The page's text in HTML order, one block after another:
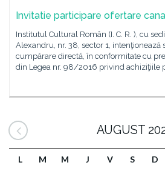
Invitatie participare ofertare
Institutul Cultural Român (I. C. R. ), cu
Alexandru, nr. 38, sector 1, intenţionează
cumpărare directă, în conformitate cu
din Legea nr. 98/2016 privind achiziţiile
AUGUST
L M M J V S D